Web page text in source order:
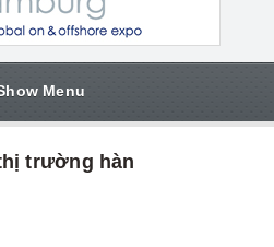
Menu
trường hàn